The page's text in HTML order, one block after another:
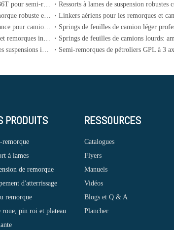
Suspension de bogie à tambour de type Allemagne 24T-36T pour semi-remorques et camions
OEM Différents types de boulons de roue pour semi-remorque robuste et essieu de camion
Springs de feuilles paraboliques légères à haute performance pour camions et remorques
Springs à feuilles paraboliques lourdes pour les camions et remorques industriels
Springs à feuilles OEM pour les camions américains et les suspensions industrielles
PRODUITS
remorque
à lames
de remorque
d'atterrissage
remorque
roue, pin roi et plateau
RESSOURCES
Catalogues
Flyers
Manuels
Vidéos
Blogs et Q & A
Plancher